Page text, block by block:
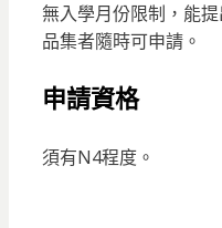
無入學月份限制，能
品集者隨時可申請。
申請資格
須有N4程度。